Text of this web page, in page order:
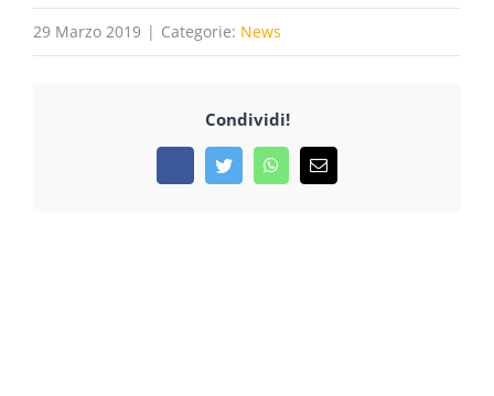
29 Marzo 2019 | Categorie: News
Condividi!
FacebookTwitterWhatsApp
Email